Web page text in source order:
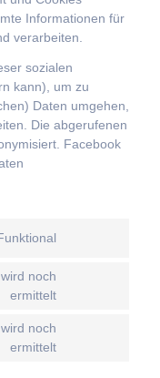
Informationen für
verarbeiten.
sozialen
kann), um zu
Daten umgehen,
Die abgerufenen
Facebook
noch
ermittelt
noch
ermittelt